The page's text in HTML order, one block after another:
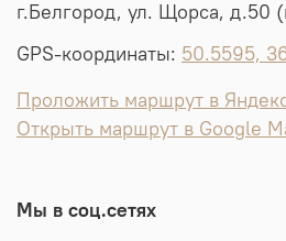
г.Белгород, ул. Щорса, д.50
GPS-координаты: 50.5595,
Проложить маршрут в
Открыть маршрут в Google
Мы в соц.сетях